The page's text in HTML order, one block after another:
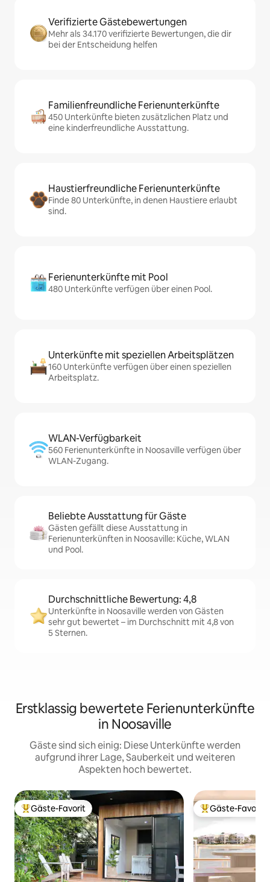
Verifizierte Gästebewertungen
Mehr als 34.170 verifizierte Bewertungen, die dir
bei der Entscheidung helfen
Familienfreundliche Ferienunterkünfte
450 Unterkünfte bieten zusätzlichen Platz und
eine kinderfreundliche Ausstattung.
Haustierfreundliche Ferienunterkünfte
Finde 80 Unterkünfte, in denen Haustiere erlaubt
sind.
Ferienunterkünfte mit Pool
480 Unterkünfte verfügen über einen Pool.
Unterkünfte mit speziellen Arbeitsplätzen
160 Unterkünfte verfügen über einen speziellen
Arbeitsplatz.
WLAN-Verfügbarkeit
560 Ferienunterkünfte in Noosaville verfügen über
WLAN-Zugang.
Beliebte Ausstattung für Gäste
Gästen gefällt diese Ausstattung in
Ferienunterkünften in Noosaville: Küche, WLAN
und Pool.
Durchschnittliche Bewertung: 4,8
Unterkünfte in Noosaville werden von Gästen
sehr gut bewertet – im Durchschnitt mit 4,8 von
5 Sternen.
Erstklassig bewertete Ferienunterkünfte
in Noosaville
Gäste sind sich einig: Diese Unterkünfte werden
aufgrund ihrer Lage, Sauberkeit und weiteren
Aspekten hoch bewertet.
Beliebter Gäste-Favorit.
Gäste-Favorit Beliebter Gäste-
Gäste-Favorit